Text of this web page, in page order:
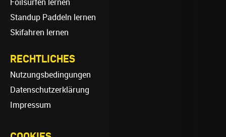
Foilsurfen lernen
Standup Paddeln lernen
Skifahren lernen
RECHTLICHES
Nutzungsbedingungen
Datenschutzerklärung
Impressum